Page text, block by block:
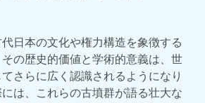
日本の文化や権力構造を象徴する
の歴史的価値と学術的意義は、世
さらに広く認識されるようになり
は、これらの古墳群が語る壮大な